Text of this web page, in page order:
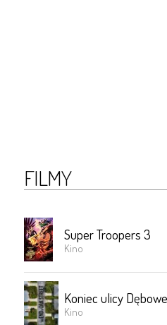
FILMY
Super Troopers 3
Kino
Koniec ulicy
Kino